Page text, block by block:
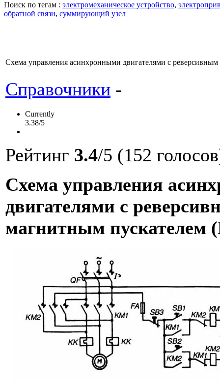
Поиск по тегам : электромеханическое устройство,
обратной связи, суммирующий узел
Схема управления асинхронными двигателями с
Справочники -
Currently
3.38/5
Рейтинг 3.4/5 (152
Схема управления
двигателями с
магнитным